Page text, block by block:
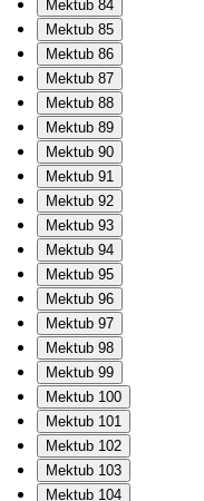
Mektub 84
Mektub 85
Mektub 86
Mektub 87
Mektub 88
Mektub 89
Mektub 90
Mektub 91
Mektub 92
Mektub 93
Mektub 94
Mektub 95
Mektub 96
Mektub 97
Mektub 98
Mektub 99
Mektub 100
Mektub 101
Mektub 102
Mektub 103
Mektub 104